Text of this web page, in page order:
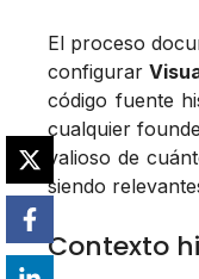
El proceso
configurar
código fuente
cualquier
valioso de
siendo
Contexto